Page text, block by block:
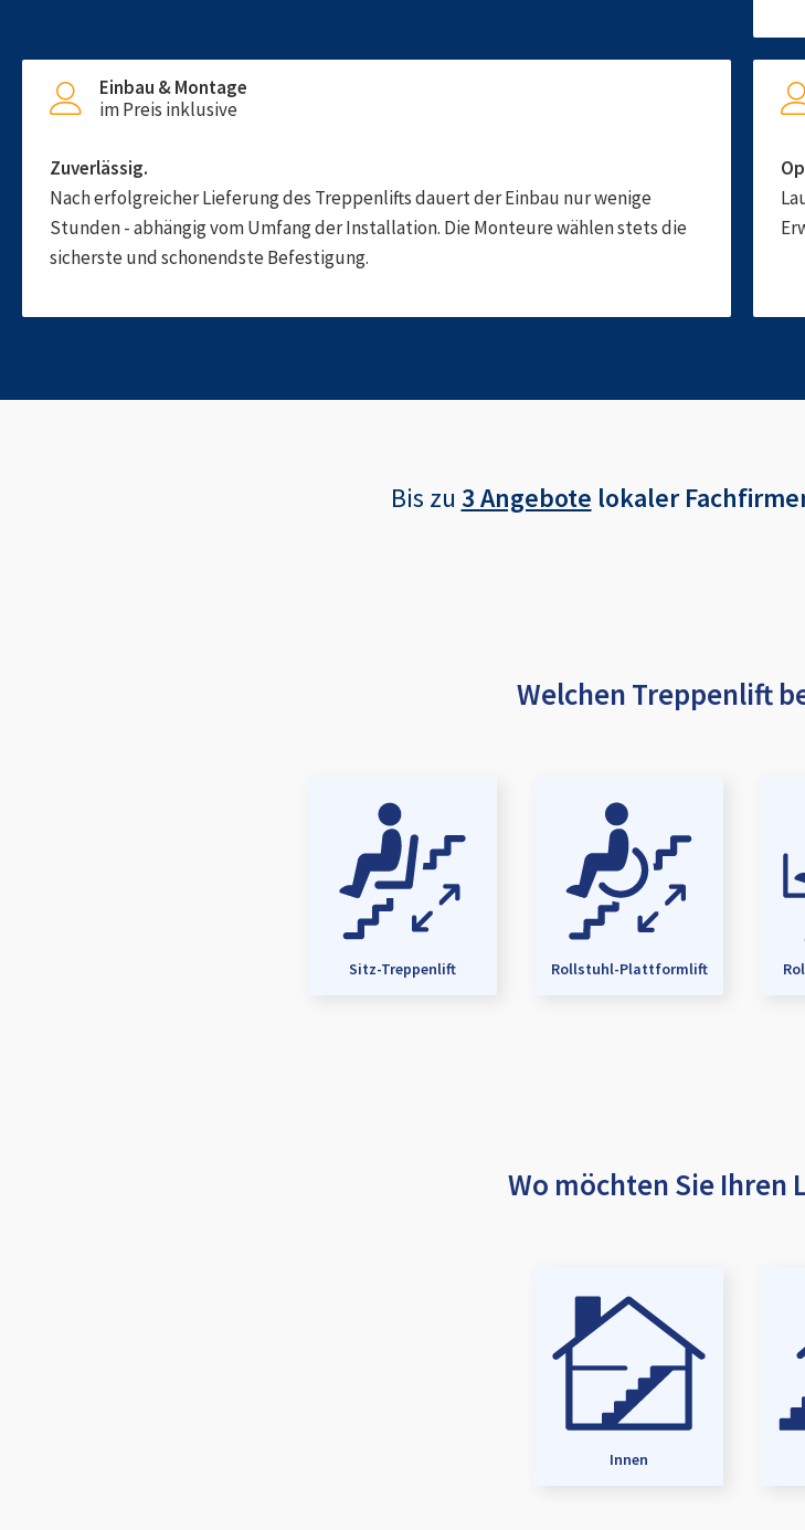
Einbau & Montage
im Preis inklusive
Zuverlässig.
Nach erfolgreicher Lieferung des Treppenlifts dauert der Einbau nur wenige
Stunden - abhängig vom Umfang der Installation. Die Monteure wählen stets die
sicherste und schonendste Befestigung.
Bis zu 3 Angebote lokaler
Welchen Treppenlift
Sitz-Treppenlift Rollstuhl-Plattformlift
Wo möchten Sie Ihren
Innen